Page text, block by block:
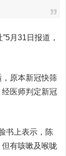
月31日报道，
原本新冠快筛
医师判定新冠
书上表示，陈
有咳嗽及喉咙